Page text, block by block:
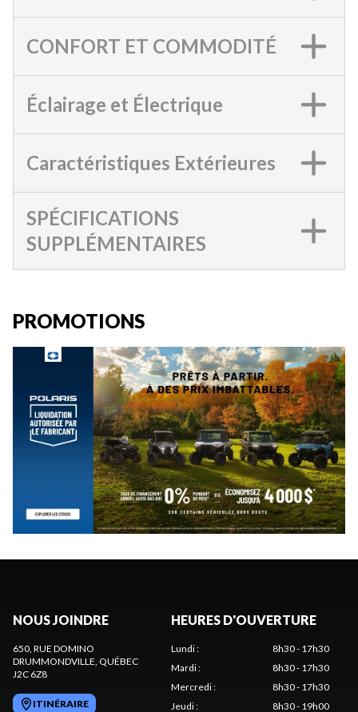
CONFORT ET COMMODITÉ
Éclairage et Électrique
Caractéristiques Extérieures
SPÉCIFICATIONS
SUPPLÉMENTAIRES
PROMOTIONS
NOUS JOINDRE
650, RUE DOMINO
DRUMMONDVILLE, QUÉBEC
J2C 6Z8
ITINÉRAIRE
HEURES D'OUVERTURE
Lundi:
8h30 - 17h30
Mardi:
8h30 - 17h30
Mercredi:
8h30 - 17h30
Jeudi: 8h30 - 19h00